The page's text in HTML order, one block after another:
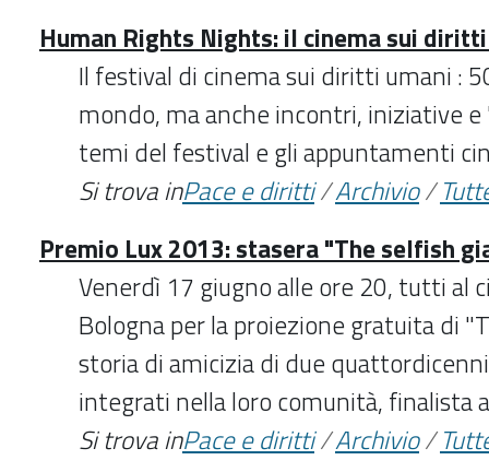
Human Rights Nights: il cinema sui
Il festival di cinema sui diritti umani :
mondo, ma anche incontri, iniziative e
temi del festival e gli appuntamenti
Si trova inPace e diritti/Archivio/
Premio Lux 2013: stasera "The selfish
Venerdì 17 giugno alle ore 20, tutti al
Bologna per la proiezione gratuita di
storia di amicizia di due
integrati nella loro comunità, finalista
Si trova inPace e diritti/Archivio/